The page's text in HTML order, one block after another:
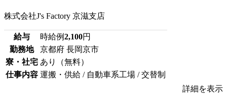
株式会社J's Factory 京滋支店
給与 時給例2,100円
勤務地
京都府 長岡京市
寮・社宅 あり（無料）
仕事内容 運搬・供給 / 自動車系工場 / 交替制
詳細を表示